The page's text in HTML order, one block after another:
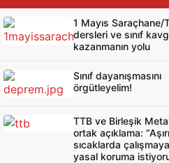
1 Mayıs Saraçhane/
dersleri ve sınıf
kazanmanın yolu
Sınıf dayanışmasını
örgütleyelim!
TTB ve Birleşik
ortak açıklama: “Aşırı
sıcaklarda
yasal koruma